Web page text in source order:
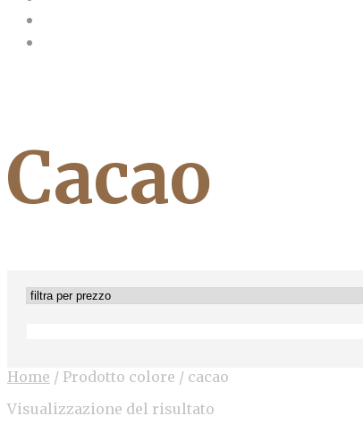
Cacao
Home / Prodotto colore / cacao
Visualizzazione del risultato